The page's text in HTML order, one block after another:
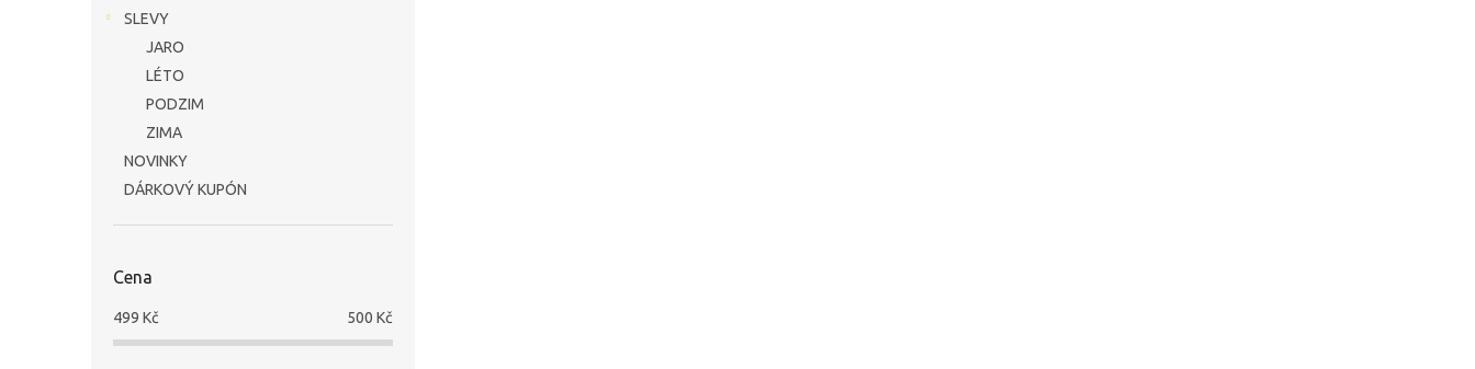
SLEVY
JARO
LÉTO
PODZIM
ZIMA
NOVINKY
DÁRKOVÝ KUPÓN
Cena
499 Kč 500 Kč